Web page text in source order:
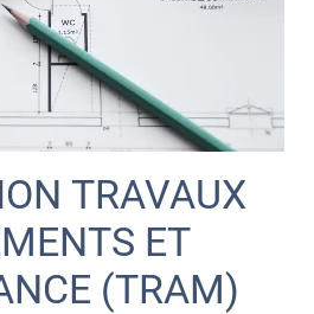
TRAVAUX
ET
(TRAM)